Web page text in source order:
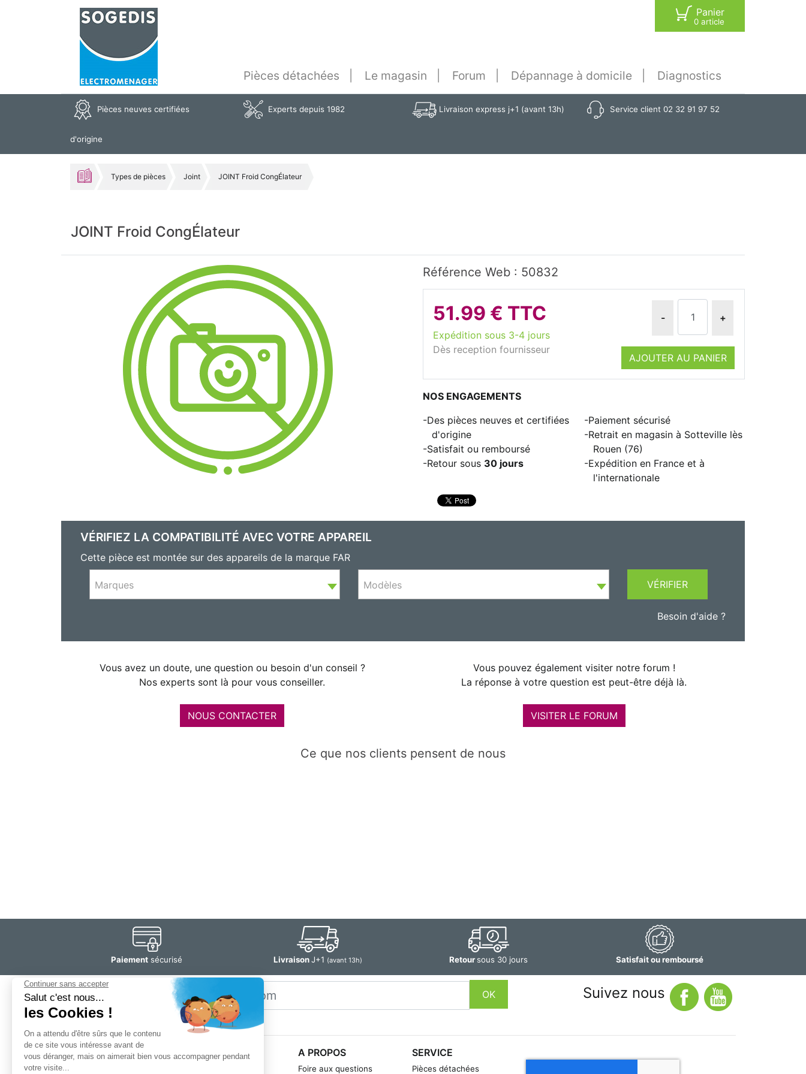
Panier
0 article
Pièces détachées Le magasin Forum Dépannage à domicile Diagnostics
Pièces neuves certifiées
d'origine
Experts depuis 1982 Livraison express j+1 (avant 13h) Service client 02 32 91 97 52
Types de pièces Joint JOINT Froid CongÉlateur
JOINT Froid CongÉlateur
Référence Web : 50832
51.99 € TTC
Expédition sous 3-4 jours
Dès reception fournisseur
- +
AJOUTER AU PANIER
NOS ENGAGEMENTS
Des pièces neuves et certifiées
d'origine
Satisfait ou remboursé
Retour sous 30 jours
Paiement sécurisé
Retrait en magasin à Sotteville lès
Rouen (76)
Expédition en France et à
l'internationale
VÉRIFIEZ LA COMPATIBILITÉ AVEC VOTRE APPAREIL
Cette pièce est montée sur des appareils de la marque FAR
Marques Modèles VÉRIFIER
Besoin d'aide ?
Vous avez un doute, une question ou besoin d'un conseil ?
Nos experts sont là pour vous conseiller.
NOUS CONTACTER
Vous pouvez également visiter notre forum !
La réponse à votre question est peut-être déjà là.
VISITER LE FORUM
Ce que nos clients pensent de nous
Paiement sécurisé LivraisonJ+1 (avant 13h) Retoursous 30 jours Satisfait ou remboursé
Restez
informé
Email
OK Suivez nous
SOGEDIS SAS
3 rue Antoine Lavoisier
A PROPOS
Foire aux questions
SERVICE
Pièces détachées